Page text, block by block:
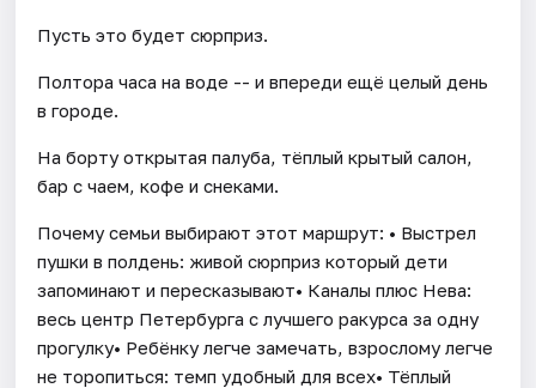
Пусть это будет сюрприз.
Полтора часа на воде -- и впереди ещё целый день
в городе.
На борту открытая палуба, тёплый крытый салон,
бар с чаем, кофе и снеками.
Почему семьи выбирают этот маршрут: • Выстрел
пушки в полдень: живой сюрприз который дети
запоминают и пересказывают• Каналы плюс Нева:
весь центр Петербурга с лучшего ракурса за одну
прогулку• Ребёнку легче замечать, взрослому легче
не торопиться: темп удобный для всех• Тёплый